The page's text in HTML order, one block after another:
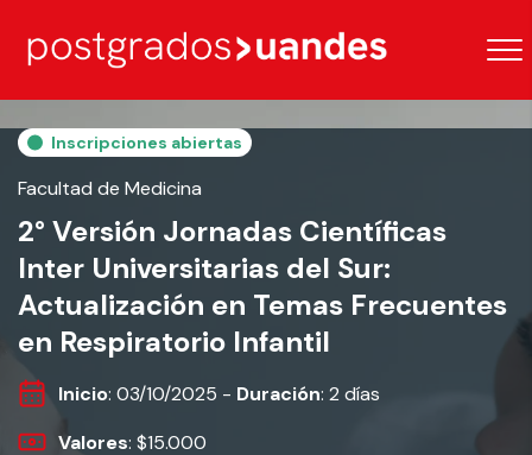
Inscripciones abiertas
Facultad de Medicina
2° Versión Jornadas Científicas
Inter Universitarias del Sur:
Actualización en Temas Frecuentes
en Respiratorio Infantil
Inicio: 03/10/2025 - Duración: 2 días
Valores: $15.000